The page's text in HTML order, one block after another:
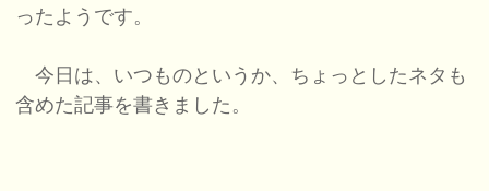
ったようです。
今日は、いつものというか、ちょっとしたネタも
含めた記事を書きました。